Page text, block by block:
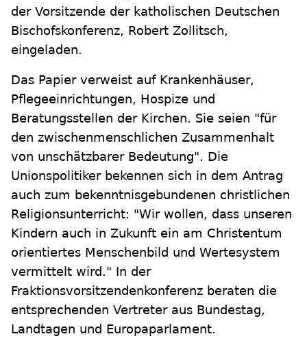
der Vorsitzende der katholischen Deutschen
Bischofskonferenz, Robert Zollitsch,
eingeladen.
Das Papier verweist auf Krankenhäuser,
Pflegeeinrichtungen, Hospize und
Beratungsstellen der Kirchen. Sie seien "für
den zwischenmenschlichen Zusammenhalt
von unschätzbarer Bedeutung". Die
Unionspolitiker bekennen sich in dem Antrag
auch zum bekenntnisgebundenen christlichen
Religionsunterricht: "Wir wollen, dass unseren
Kindern auch in Zukunft ein am Christentum
orientiertes Menschenbild und Wertesystem
vermittelt wird." In der
Fraktionsvorsitzendenkonferenz beraten die
entsprechenden Vertreter aus Bundestag,
Landtagen und Europaparlament.